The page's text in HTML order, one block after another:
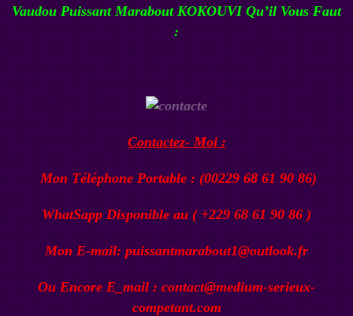
Vaudou Puissant Marabout KOKOUVIQu’il Vous Faut
:
Contactez- Moi :
Mon Téléphone Portable : (00229 68 61 90 86)
WhatSapp Disponible au ( +229 68 61 90 86 )
Mon E-mail: puissantmarabout1@outlook.fr
Ou Encore E_mail : contact@medium-serieux-
competant.com